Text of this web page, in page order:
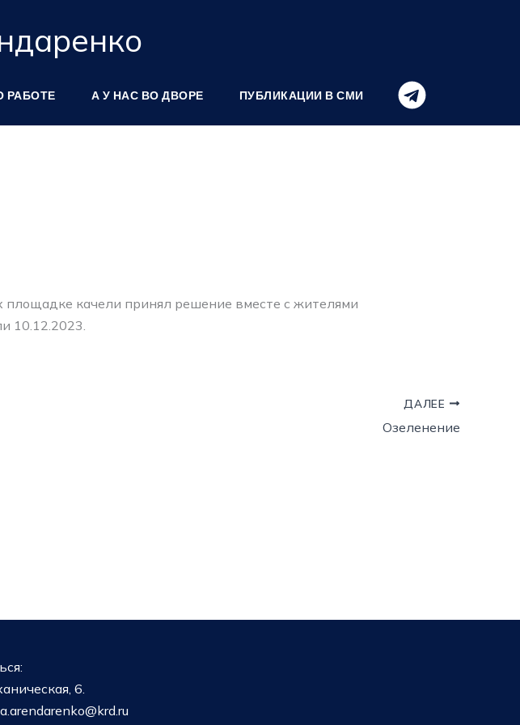
РАБОТЕ А У НАС ВО ДВОРЕ ПУБЛИКАЦИИ В СМИ
площадке качели принял решение вместе с жителями
10.12.2023.
ДАЛЕЕ
Озеленение
6.